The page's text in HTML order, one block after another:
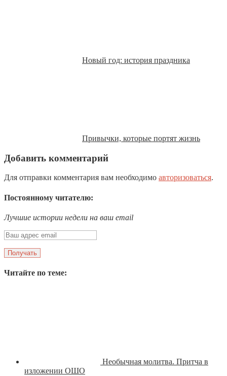
Новый год: история праздника
Привычки, которые портят жизнь
Добавить комментарий
Для отправки комментария вам необходимо авторизоваться.
Постоянному читателю:
Лучшие истории недели на ваш email
Читайте по теме:
Необычная молитва. Притча в
изложении ОШО